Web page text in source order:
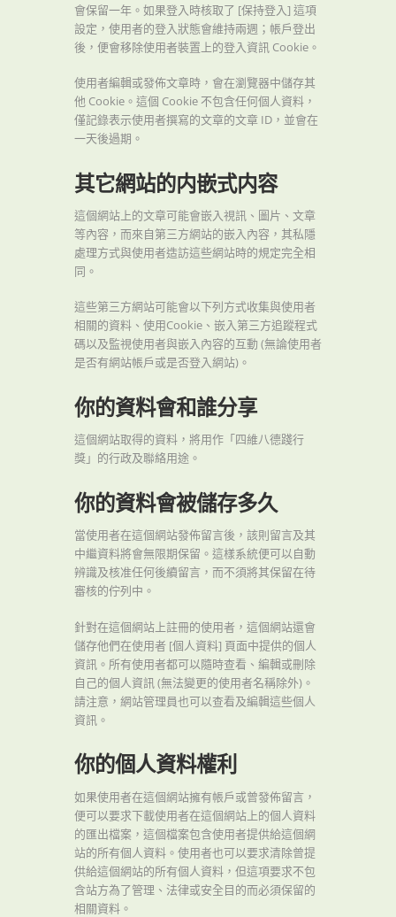
會保留一年。如果登入時核取了 [保持登入] 這項
設定，使用者的登入狀態會維持兩週；帳戶登出
後，便會移除使用者裝置上的登入資訊 Cookie。
使用者編輯或發佈文章時，會在瀏覽器中儲存其
他 Cookie。這個 Cookie 不包含任何個人資料，
僅記錄表示使用者撰寫的文章的文章 ID，並會在
一天後過期。
其它網站的内嵌式内容
這個網站上的文章可能會嵌入視訊、圖片、文章
等內容，而來自第三方網站的嵌入內容，其私隱
處理方式與使用者造訪這些網站時的規定完全相
同。
這些第三方網站可能會以下列方式收集與使用者
相關的資料、使用Cookie、嵌入第三方追蹤程式
碼以及監視使用者與嵌入內容的互動 (無論使用者
是否有網站帳戶或是否登入網站)。
你的資料會和誰分享
這個網站取得的資料，將用作「四維八德踐行
獎」的行政及聯絡用途。
你的資料會被儲存多久
當使用者在這個網站發佈留言後，該則留言及其
中繼資料將會無限期保留。這樣系統便可以自動
辨識及核准任何後續留言，而不須將其保留在待
審核的佇列中。
針對在這個網站上註冊的使用者，這個網站還會
儲存他們在使用者 [個人資料] 頁面中提供的個人
資訊。所有使用者都可以隨時查看、編輯或刪除
自己的個人資訊 (無法變更的使用者名稱除外)。
請注意，網站管理員也可以查看及編輯這些個人
資訊。
你的個人資料權利
如果使用者在這個網站擁有帳戶或曾發佈留言，
便可以要求下載使用者在這個網站上的個人資料
的匯出檔案，這個檔案包含使用者提供給這個網
站的所有個人資料。使用者也可以要求清除曾提
供給這個網站的所有個人資料，但這項要求不包
含站方為了管理、法律或安全目的而必須保留的
相關資料。